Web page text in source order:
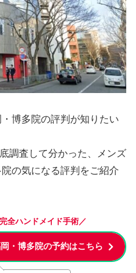
博多院の評判が知りたい
調査して分かった、メンズ
の気になる評判をご紹介
全ハンドメイド手術／
・博多院の予約はこちら